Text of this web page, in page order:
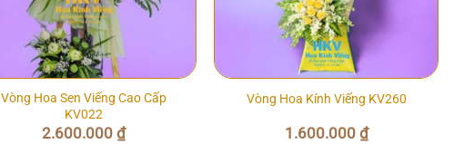
Vòng Hoa Sen Viếng Cao Cấp
KV022
2.600.000₫
Vòng Hoa Kính Viếng KV260
1.600.000 ₫